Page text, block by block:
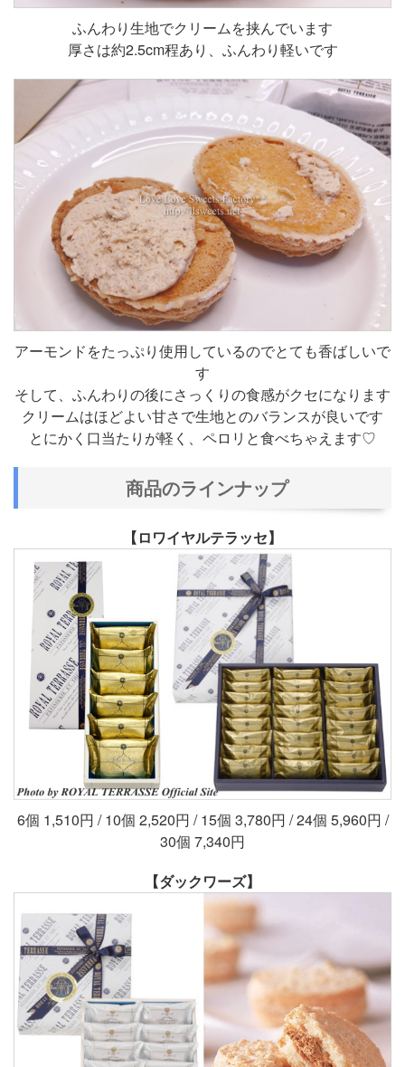
ふんわり生地でクリームを挟んでいます
厚さは約2.5cm程あり、ふんわり軽いです
アーモンドをたっぷり使用しているのでとても香ばしいで
す
そして、ふんわりの後にさっくりの食感がクセになります
クリームはほどよい甘さで生地とのバランスが良いです
とにかく口当たりが軽く、ペロリと食べちゃえます♡
商品のラインナップ
【ロワイヤルテラッセ】
6個 1,510円 / 10個 2,520円 / 15個 3,780円 / 24個 5,960円 /
30個 7,340円
【ダックワーズ】